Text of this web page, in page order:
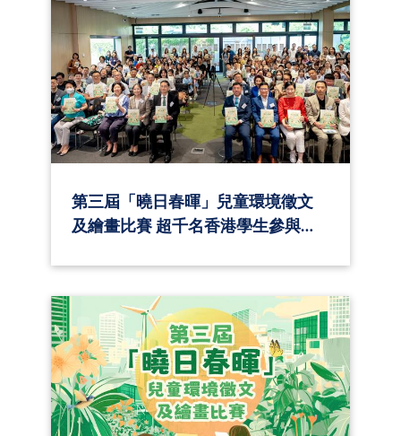
第三屆「曉日春暉」兒童環境徵文
及繪畫比賽 超千名香港學生參與，